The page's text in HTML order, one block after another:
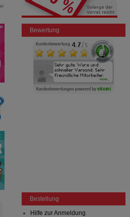
Bewertung
Bestellung
Hilfe zur Anmeldung